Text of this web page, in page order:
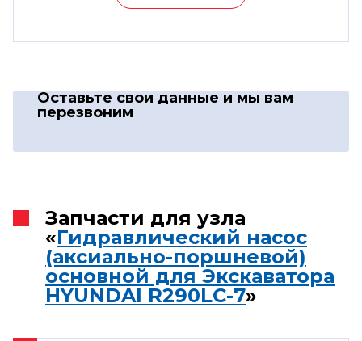
Оставьте свои данные и мы вам
перезвоним
Запчасти для узла
«Гидравлический насос
(аксиально-поршневой)
основной для Экскаватора
HYUNDAI R290LC-7»